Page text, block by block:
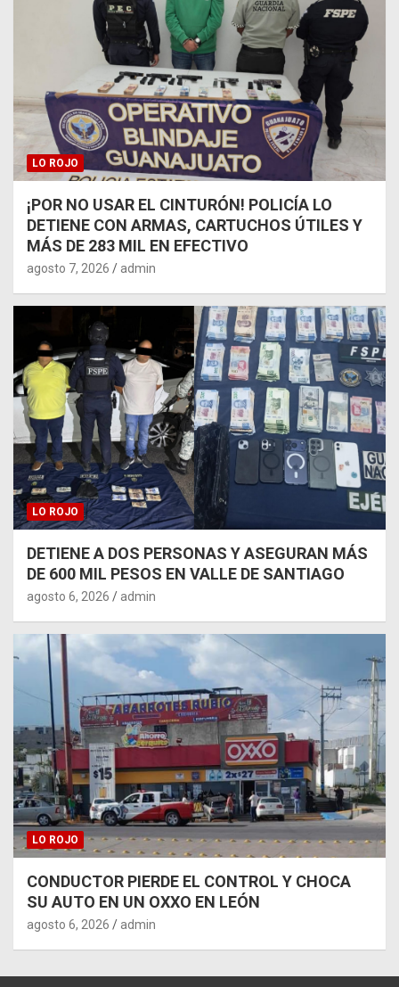
LO ROJO
¡POR NO USAR EL CINTURÓN! POLICÍA LO
DETIENE CON ARMAS, CARTUCHOS ÚTILES Y
MÁS DE 283 MIL EN EFECTIVO
agosto 7, 2026 admin
LO ROJO
DETIENE A DOS PERSONAS Y ASEGURAN MÁS
DE 600 MIL PESOS EN VALLE DE SANTIAGO
agosto 6, 2026 admin
LO ROJO
CONDUCTOR PIERDE EL CONTROL Y CHOCA
SU AUTO EN UN OXXO EN LEÓN
agosto 6, 2026 admin